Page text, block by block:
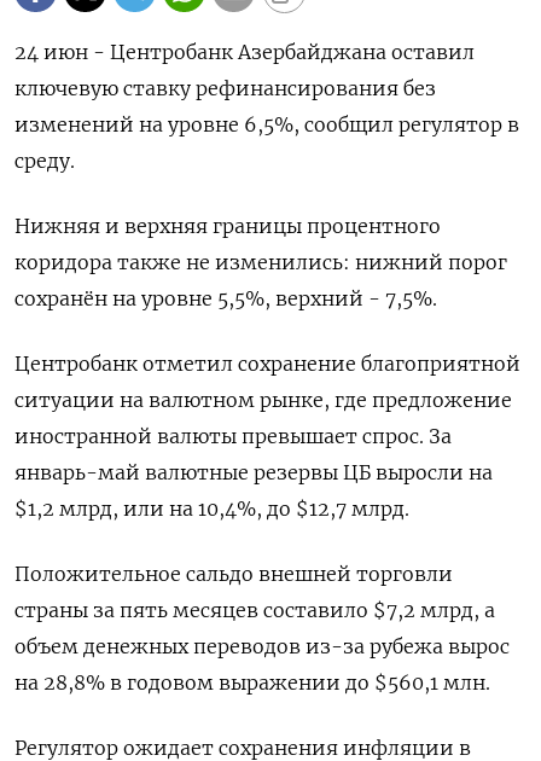
24 июн - Центробанк Азербайджана оставил
ключевую ставку рефинансирования без
изменений на уровне 6,5%, сообщил ‌регулятор в
среду.
Нижняя и верхняя границы процентного
коридора также не изменились: нижний порог
сохранён на ​уровне 5,5%, ​верхний - 7,5%.
Центробанк ​отметил сохранение благоприятной
⁠ситуации на валютном рынке, ‌где предложение
иностранной ‌валюты превышает спрос. За
январь-май валютные резервы ЦБ выросли ​на
$1,2 млрд, или на 10,4%, ‌до $12,7 млрд.
Положительное сальдо внешней торговли ​
страны за пять месяцев составило $7,2 млрд, а
‌объем денежных переводов из-за рубежа вырос
на 28,8% в годовом выражении до $560,1 ​млн.
Регулятор ​ожидает сохранения ‌инфляции в